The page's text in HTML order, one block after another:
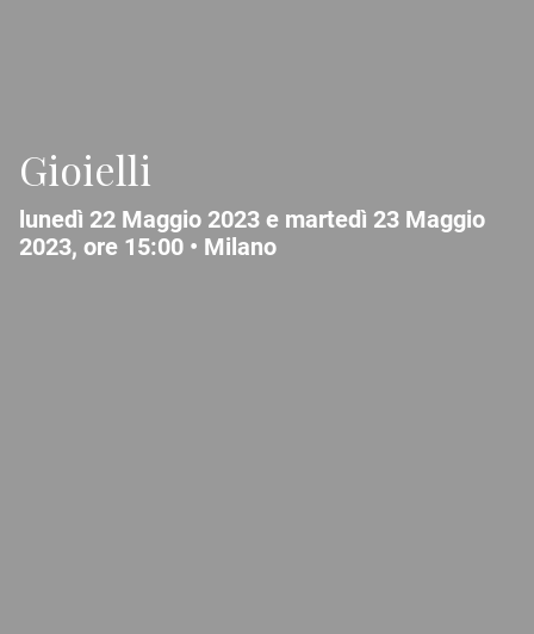
Gioielli
lunedì 22 Maggio 2023 e martedì 23 Maggio
2023, ore 15:00 • Milano